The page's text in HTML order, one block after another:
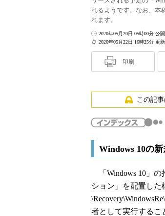
れるようです。なお、本
れます。
2020年05月22日 16時25分 更新
2020年05月20日 05時00分 公開
印刷
この記事
Windows 10の
「Windows 10」の
ション」を配置した
者として実行するこ